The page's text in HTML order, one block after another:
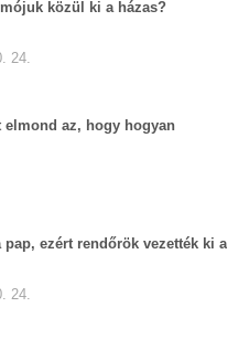
közül ki a házas?
24.
elmond az, hogy hogyan
pap, ezért rendőrök vezették ki a
24.